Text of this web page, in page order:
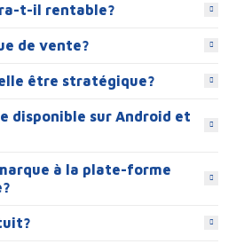
t-il rentable?
de vente?
être stratégique?
disponible sur Android et
à la plate-forme